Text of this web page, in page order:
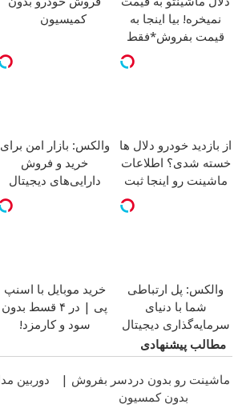
نمیخره! بیا اینجا به
قیمت بفروش*فقط
کمیسیون
از بازدید خودرو دلال ها
خسته شدی؟ اطلاعات
ماشینت رو اینجا ثبت
والکس: بازار امن برای
خرید و فروش
دارایی‌های دیجیتال
والکس: پل ارتباطی
شما با دنیای
سرمایه‌گذاری دیجیتال
خرید موبایل با اسنپ
پی | در ۴ قسط بدون
سود و کارمزد!
مطالب پیشنهادی
ماشینت رو بدون دردسر بفروش |
بدون کمسیون